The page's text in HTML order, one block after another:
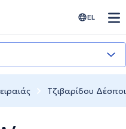
EL
Τζιβαρίδου